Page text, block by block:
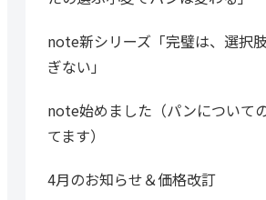
note新シリーズ「完璧は、選択
ぎない」
note始めました（パンについて
てます）
4月のお知らせ＆価格改訂